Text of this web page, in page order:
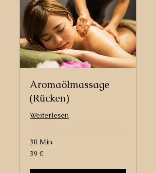
Aromaölmassage
(Rücken)
Weiterlesen
30 Min.
39
Euro
39 €